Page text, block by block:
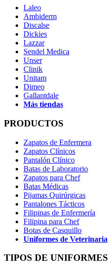
Laleo
Ambiderm
Discalse
Dickies
Lazzar
Sendel Medica
Unser
Clinik
Unitam
Dimeo
Gallantdale
Más tiendas
PRODUCTOS
Zapatos de Enfermera
Zapatos Clínicos
Pantalón Clínico
Batas de Laboratorio
Zapatos para Chef
Batas Médicas
Pijamas Quirúrgicas
Pantalones Tácticos
Filipinas de Enfermería
Filipina para Chef
Botas de Casquillo
Uniformes de Veterinaria
TIPOS DE UNIFORMES